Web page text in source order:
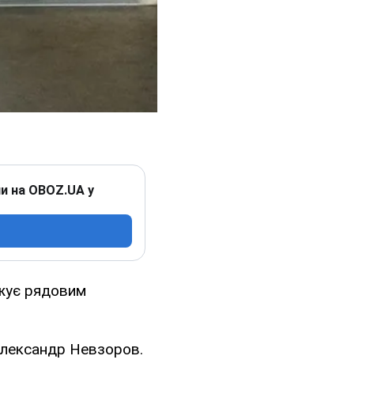
на OBOZ.UA у
рядовим
Невзоров.